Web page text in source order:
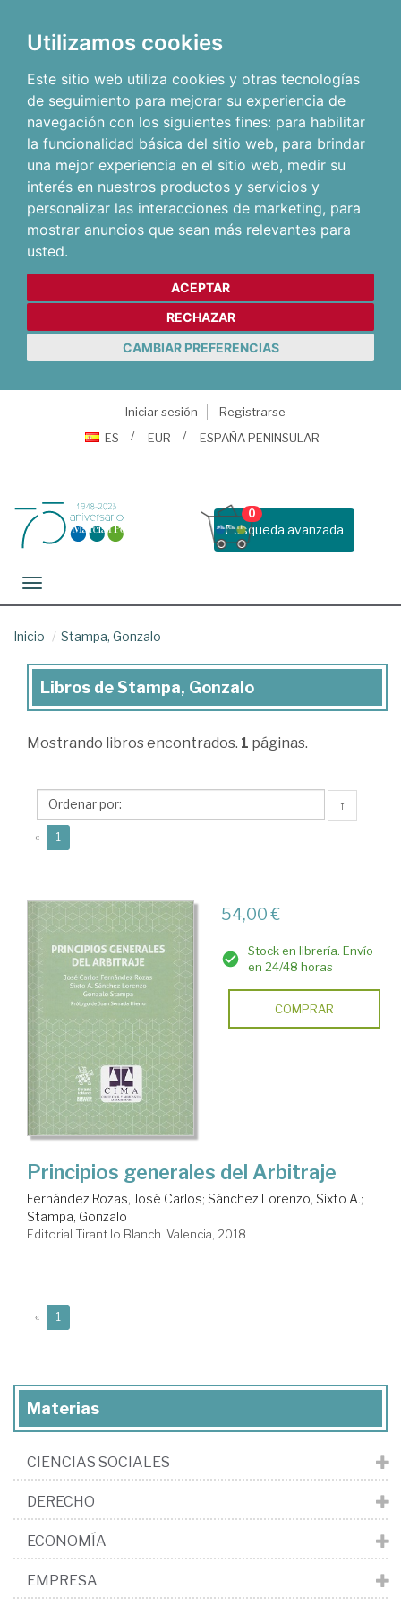
Utilizamos cookies
Este sitio web utiliza cookies y otras tecnologías
de seguimiento para mejorar su experiencia de
navegación con los siguientes fines: para habilitar
la funcionalidad básica del sitio web, para brindar
una mejor experiencia en el sitio web, medir su
interés en nuestros productos y servicios y
personalizar las interacciones de marketing, para
mostrar anuncios que sean más relevantes para
usted.
ACEPTAR
RECHAZAR
CAMBIAR PREFERENCIAS
Iniciar sesión
Registrarse
ES
EUR ESPAÑA PENINSULAR
Busqueda avanzada
0
Toggle navigation
Inicio Stampa, Gonzalo
Libros
Stampa,
Libros de Stampa, Gonzalo
Mostrando libros encontrados. 1 páginas.
↑
« 1
54,00 €
Stock en librería. Envío
en 24/48 horas
COMPRAR
Principios generales del Arbitraje
Fernández Rozas, José Carlos; Sánchez Lorenzo, Sixto A.;
Stampa, Gonzalo
Editorial Tirant lo Blanch. Valencia, 2018
« 1
Materias
CIENCIAS SOCIALES
DERECHO
ECONOMÍA
EMPRESA